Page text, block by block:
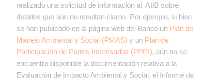
realizado una solicitud de información al AIIB sobre
detalles que aún no resultan claros. Por ejemplo, si bien
se han publicado en la página web del Banco un Plan de
Manejo Ambiental y Social (PMAS) y un Plan de
Participación de Partes Interesadas (PPPI), aún no se
encuentra disponible la documentación relativa a la
Evaluación de Impacto Ambiental y Social, el Informe de